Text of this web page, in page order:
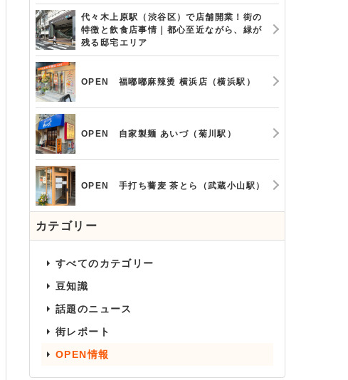
代々木上原駅（渋谷区）で店舗開業！街の
特徴と飲食店事情｜都心至近ながら、緑が
残る邸宅エリア
OPEN 福嘟嘟麻辣烫 横浜店（横浜駅）
OPEN 自家製麺 あいづ（菊川駅）
OPEN 手打ち蕎麦 茶とら（武蔵小山駅）
カテゴリー
すべてのカテゴリー
豆知識
話題のニュース
街レポート
OPEN情報